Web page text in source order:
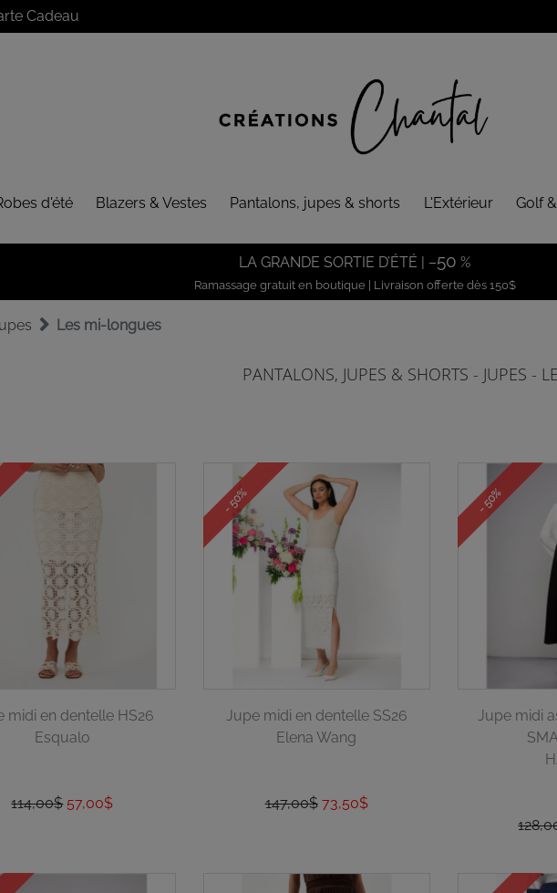
Cadeau
d'été Blazers & Vestes Pantalons, jupes & shorts L'Extérieur Golf
LA GRANDE SORTIE D’ÉTÉ | –50 %
Ramassage gratuit en boutique | Livraison offerte dès 150$
Les mi-longues
PANTALONS, JUPES & SHORTS - JUPES -
midi en dentelle HS26
Esqualo
114,00$ 57,00$
- 50%
Jupe midi en dentelle SS26
Elena Wang
147,00$ 73,50$
- 50%
Jupe midi